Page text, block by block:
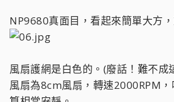
NP9680真面目，看起來簡單大方
風扇護網是白色的。(廢話！難不成
風扇為8cm風扇，轉速2000RPM，